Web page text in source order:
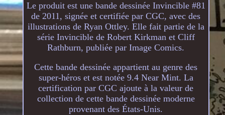
Le produit est une bande dessinée Invincible #81
de 2011, signée et certifiée par CGC, avec des
illustrations de Ryan Ottley. Elle fait partie de la
série Invincible de Robert Kirkman et Cliff
Rathburn, publiée par Image Comics.
Cette bande dessinée appartient au genre des
super-héros et est notée 9.4 Near Mint. La
certification par CGC ajoute à la valeur de
collection de cette bande dessinée moderne
provenant des États-Unis.